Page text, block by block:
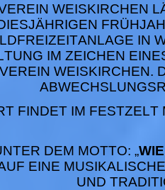
WEISKIRCHEN
IN
IM ZEICHEN
WEISKIRCHEN.
FINDET IM
DEM MOTTO: „
EINE
UND